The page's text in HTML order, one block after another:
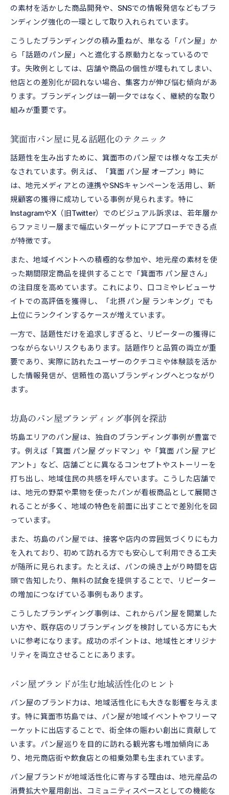
の素材を活かした商品開発や、SNSでの情報発信などもブラ
ンディング強化の一環として取り入れられています。
こうしたブランディングの積み重ねが、単なる「パン屋」か
ら「話題のパン屋」へと進化する原動力となっているので
す。失敗例としては、店舗や商品の個性が埋もれてしまい、
他店との差別化が図れない場合、集客力が伸び悩む傾向があ
ります。ブランディングは一朝一夕ではなく、継続的な取り
組みが重要です。
箕面市パン屋に見る話題化のテクニック
話題性を生み出すために、箕面市のパン屋では様々な工夫が
なされています。例えば、「箕面 パン屋 オープン」時に
は、地元メディアとの連携やSNSキャンペーンを活用し、新
規顧客の獲得に成功している事例が見られます。特に
InstagramやX（旧Twitter）でのビジュアル訴求は、若年層か
らファミリー層まで幅広いターゲットにアプローチできる点
が特徴です。
また、地域イベントへの積極的な参加や、地元産の素材を使
った期間限定商品を提供することで「箕面市 パン屋さん」
の注目度を高めています。これにより、口コミやレビューサ
イトでの高評価を獲得し、「北摂 パン屋 ランキング」でも
上位にランクインするケースが増えています。
一方で、話題性だけを追求しすぎると、リピーターの獲得に
つながらないリスクもあります。話題作りと品質の両立が重
要であり、実際に訪れたユーザーのクチコミや体験談を活か
した情報発信が、信頼性の高いブランディングへとつながり
ます。
坊島のパン屋ブランディング事例を探訪
坊島エリアのパン屋は、独自のブランディング事例が豊富で
す。例えば「箕面 パン屋 グッドマン」や「箕面 パン屋 アビ
アント」など、店舗ごとに異なるコンセプトやストーリーを
打ち出し、地域住民の共感を呼んでいます。こうした店舗で
は、地元の野菜や果物を使ったパンが看板商品として展開さ
れることが多く、地域の特色を前面に出すことで差別化を図
っています。
また、坊島のパン屋では、接客や店内の雰囲気づくりにも力
を入れており、初めて訪れる方でも安心して利用できる工夫
が随所に見られます。たとえば、パンの焼き上がり時間を店
頭で告知したり、無料の試食を提供することで、リピーター
の増加につなげている事例もあります。
こうしたブランディング事例は、これからパン屋を開業した
い方や、既存店のリブランディングを検討している方にも大
いに参考になります。成功のポイントは、地域性とオリジナ
リティを両立させることにあります。
パン屋ブランドが生む地域活性化のヒント
パン屋のブランド力は、地域活性化にも大きな影響を与えま
す。特に箕面市坊島では、パン屋が地域イベントやフリーマ
ーケットに出店することで、街全体の賑わい創出に貢献して
います。パン屋巡りを目的に訪れる観光客も増加傾向にあ
り、地元商店街や飲食店との相乗効果も生まれています。
パン屋ブランドが地域活性化に寄与する理由は、地元産品の
消費拡大や雇用創出、コミュニティスペースとしての機能な